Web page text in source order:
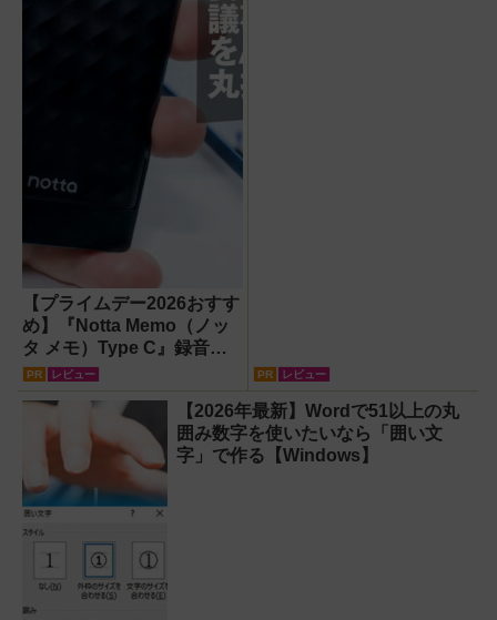
【プライムデー2026おすす
め】『Notta Memo（ノッ
タ メモ）Type C』録音か
らAI自動文字起こし・翻
訳・要約までこなすAIボイ
スレコーダー！【議事録作
成】
PR レビュー PR レビュー
【2026年最新】Wordで51以上の丸
囲み数字を使いたいなら「囲い文
字」で作る【Windows】